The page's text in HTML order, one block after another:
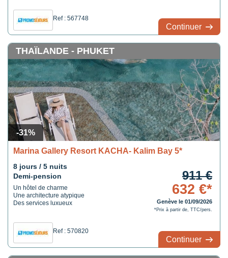
Ref : 567748
Continuer
-31%
THAÏLANDE - PHUKET
Marina Gallery Resort KACHA- Kalim Bay 5*
8 jours / 5 nuits
Demi-pension
Un hôtel de charme
Une architecture atypique
Des services luxueux
Ref : 570820
911 €
632 €*
Genève le 01/09/2026
*Prix à partir de, TTC/pers.
Continuer